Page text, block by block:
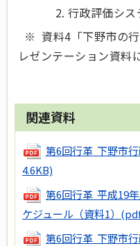
行政評価シ
※ 資料4「下野市の
レゼンテーション資料
関連資料
第6回行革 下野市
4.6KB)
第6回行革 平成19
ケジュール（資料1）
第6回行革 下野市